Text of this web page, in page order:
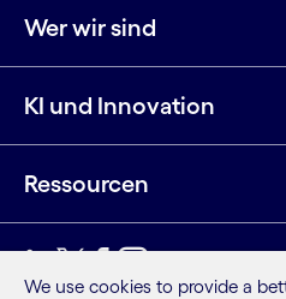
Wer wir sind
KI und Innovation
Ressourcen
LinkedIn
Twitter
Facebook
Instagram
YouTube
We use cookies to provide a